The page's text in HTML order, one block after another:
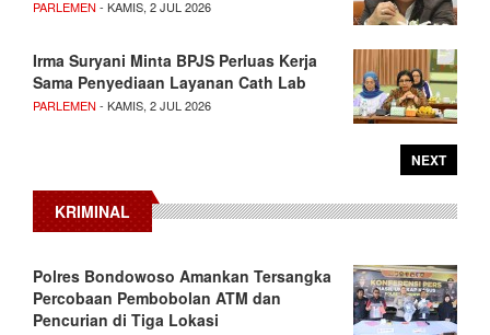
PARLEMEN - KAMIS, 2 JUL 2026
Irma Suryani Minta BPJS Perluas Kerja
Sama Penyediaan Layanan Cath Lab
PARLEMEN - KAMIS, 2 JUL 2026
NEXT
KRIMINAL
Polres Bondowoso Amankan Tersangka
Percobaan Pembobolan ATM dan
Pencurian di Tiga Lokasi